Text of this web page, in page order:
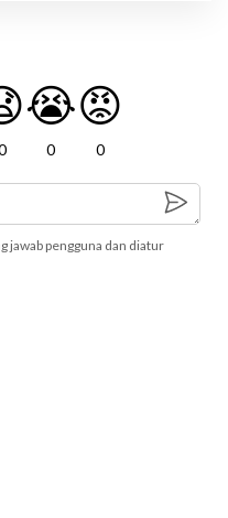
😭
0
😡
0
jawab pengguna dan diatur